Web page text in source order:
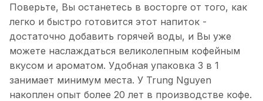
Поверьте, Вы останетесь в восторге от того, как
легко и быстро готовится этот напиток -
достаточно добавить горячей воды, и Вы уже
можете наслаждаться великолепным кофейным
вкусом и ароматом. Удобная упаковка 3 в 1
занимает минимум места. У Trung Nguyen
накоплен опыт более 20 лет в производстве кофе.